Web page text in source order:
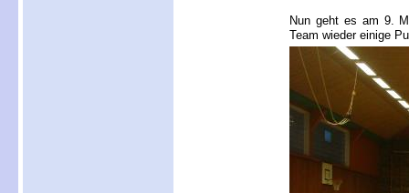
Nun geht es am 9.
Team wieder einige